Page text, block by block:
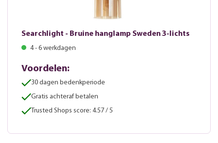
Searchlight - Bruine hanglamp Sweden 3-lichts
4 - 6 werkdagen
Voordelen:
30 dagen bedenkperiode
Gratis achteraf betalen
Trusted Shops score: 4.57 / 5